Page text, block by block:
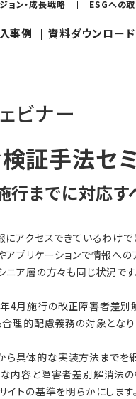
ョン・成長戦略 ESGへの
事例 資料ダウンロード
ビナー
証手法セ
までに対応す
アクセスできているわけで
プリケーションで情報への
ア層の方々も同じ状況です
4月施行の改正障害者差別
理的配慮義務の対象となり
ら具体的な実装方法までを
内容と障害者差別解消法の
トの基準を明らかにします。